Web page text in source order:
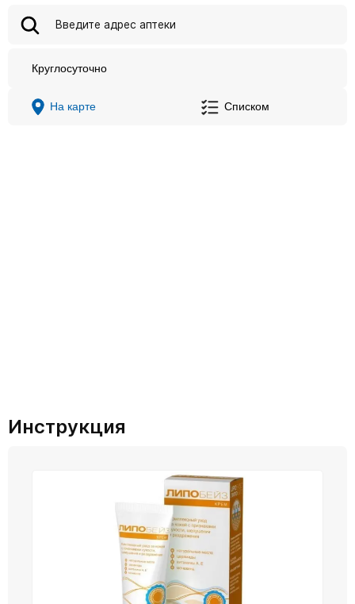
Круглосуточно
На карте Списком
Инструкция